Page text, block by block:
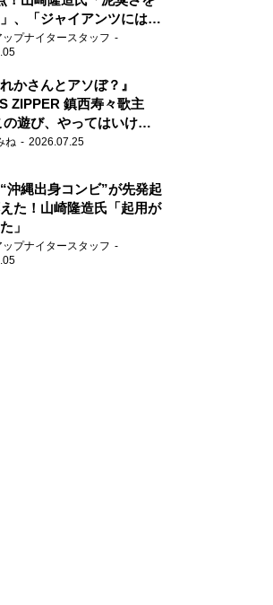
百田夏菜子
、「ジャイアンツには少
プ」
ップナイタースタッフ
れかさんとアソぼ？』
ZIPPER 鎮西寿々歌主
の遊び、やってはいけま
ね 2026.07.25
沖縄出身コンビ”が先発起
た！山崎隆造氏「起用が
」
ップナイタースタッフ